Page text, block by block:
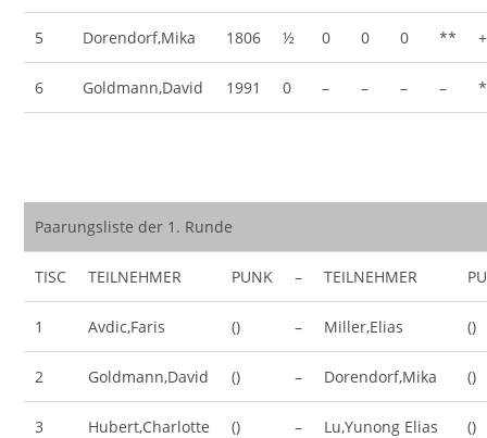
5 Dorendorf,Mika 1806 ½ 0 0 0 ** +
6 Goldmann,David 1991 0 – – – –
Paarungsliste der 1. Runde
TISC TEILNEHMER PUNK – TEILNEHMER
1 Avdic,Faris () – Miller,Elias ()
2 Goldmann,David () – Dorendorf,Mika ()
3 Hubert,Charlotte () – Lu,Yunong Elias ()